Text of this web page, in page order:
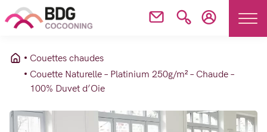
Couettes chaudes
Couette Naturelle – Platinium 250g/m² – Chaude –
100% Duvet d’Oie